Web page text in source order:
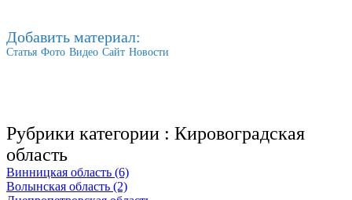
Добавить материал:
Статья Фото Видео Сайт Новости
Рубрики категории : Кировоградская
область
Винницкая область (6)
Волынская область (2)